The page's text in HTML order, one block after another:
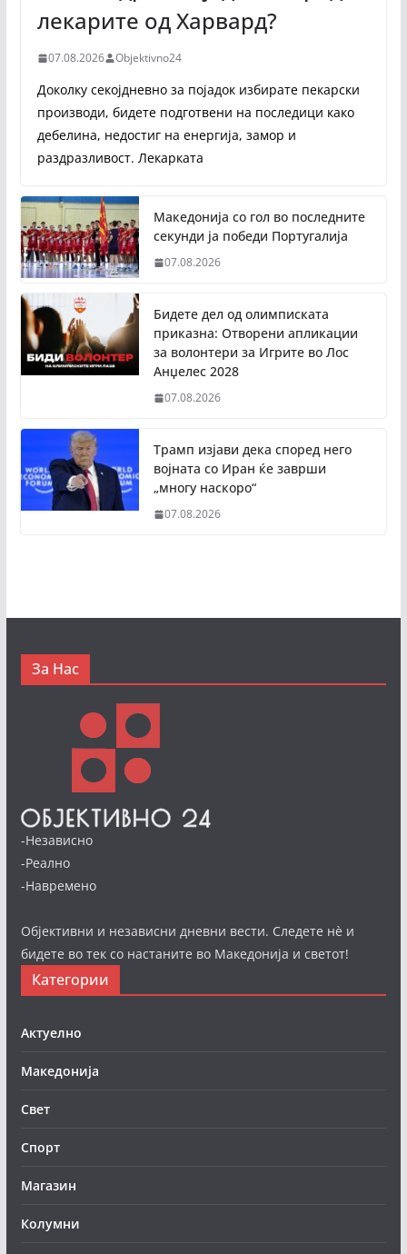
лекарите од Харвард?
07.08.2026 Objektivno24
Доколку секојдневно за појадок избирате пекарски
производи, бидете подготвени на последици како
дебелина, недостиг на енергија, замор и
раздразливост. Лекарката
Македонија со гол во последните
секунди ја победи Португалија
07.08.2026
Бидете дел од олимписката
приказна: Отворени апликации
за волонтери за Игрите во Лос
Анџелес 2028
07.08.2026
Трамп изјави дека според него
војната со Иран ќе заврши
„многу наскоро“
07.08.2026
За Нас
-Независно
-Реално
-Навремено
Објективни и независни дневни вести. Следете нè и
бидете во тек со настаните во Македонија и светот!
Категории
Актуелно
Македонија
Свет
Спорт
Магазин
Колумни